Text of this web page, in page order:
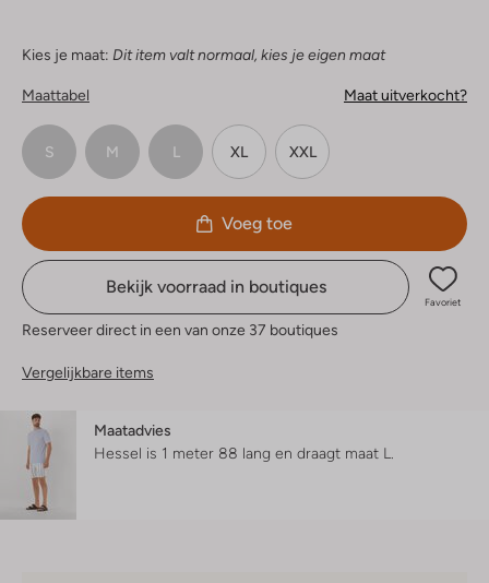
Kies je maat: Dit item valt normaal, kies je eigen maat
Maattabel Maat uitverkocht?
S M L XL XXL
Voeg toe
Bekijk voorraad in boutiques
Favoriet
Reserveer direct in een van onze 37 boutiques
Vergelijkbare items
Maatadvies
Hessel is 1 meter 88 lang en draagt maat L.